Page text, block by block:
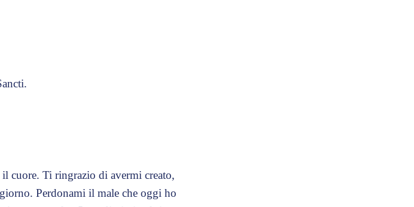
cuore. Ti ringrazio di avermi creato,
Perdonami il male che oggi ho